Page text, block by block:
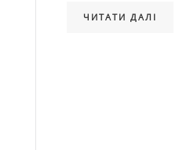
ЧИТАТИ ДАЛІ